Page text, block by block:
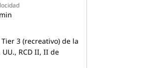
3 (recreativo) de la
UU., RCD II, II de